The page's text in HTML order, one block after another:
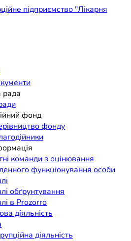
некомерційне
"Лікарня
рада
фонд
фонду
команди з оцінювання
функціонування особи
обґрунтування
в Prozorro
діяльність
діяльність